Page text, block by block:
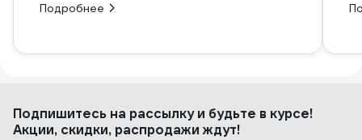
Подробнее
Подпишитесь на рассылкуи будьте в курсе!
Акции, скидки, распродажи ждут!